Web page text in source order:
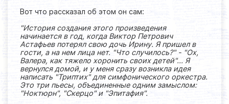
Вот что рассказал об этом он сам:
"История создания этого произведения
начинается в год, когда Виктор Петрович
Астафьев потерял свою дочь Ирину. Я пришел в
гости, а на нем лица нет. "Что случилось?" - "Ох,
Валера, как тяжело хоронить своих детей"... Я
вернулся домой, и у меня сразу возникла идея
написать "Триптих" для симфонического оркестра.
Это три пьесы, объединенные одним замыслом:
"Ноктюрн", "Скерцо" и "Эпитафия".